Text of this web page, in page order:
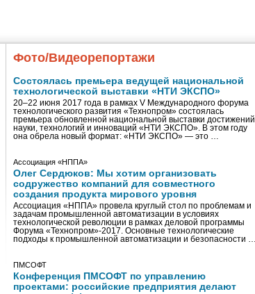
Фото/Видеорепортажи
Состоялась премьера ведущей национальной
технологической выставки «НТИ ЭКСПО»
20–22 июня 2017 года в рамках V Международного форума
технологического развития «Технопром» состоялась
премьера обновленной национальной выставки достижений
науки, технологий и инноваций «НТИ ЭКСПО». В этом году
она обрела новый формат: «НТИ ЭКСПО» — это …
Ассоциация «НППА»
Олег Сердюков: Мы хотим организовать
содружество компаний для совместного
создания продукта мирового уровня
Ассоциация «НППА» провела круглый стол по проблемам и
задачам промышленной автоматизации в условиях
технологической революции в рамках деловой программы
Форума «Технопром»-2017. Основные технологические
подходы к промышленной автоматизации и безопасности …
ПМСОФТ
Конференция ПМСОФТ по управлению
проектами: российские предприятия делают